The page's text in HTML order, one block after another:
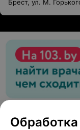
Брест, ул. М.